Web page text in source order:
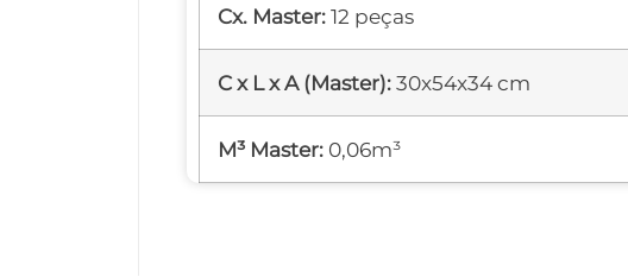
Cx. Master:12 peças
C x L x A (Master):30x54x34 cm
M³ Master: 0,06m³